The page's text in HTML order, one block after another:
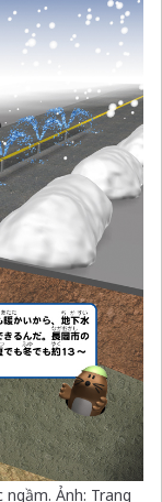
Ảnh: Trang